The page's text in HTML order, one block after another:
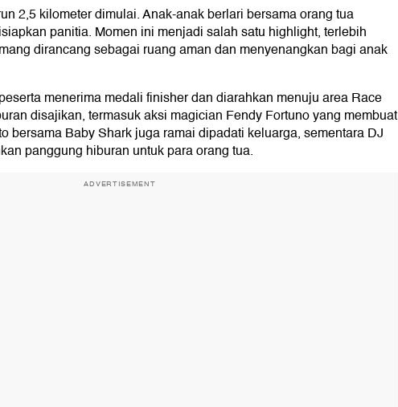
2,5 kilometer dimulai. Anak-anak berlari bersama orang tua
panitia. Momen ini menjadi salah satu highlight, terlebih
dirancang sebagai ruang aman dan menyenangkan bagi anak
menerima medali finisher dan diarahkan menuju area Race
disajikan, termasuk aksi magician Fendy Fortuno yang membuat
bersama Baby Shark juga ramai dipadati keluarga, sementara DJ
panggung hiburan untuk para orang tua.
ADVERTISEMENT